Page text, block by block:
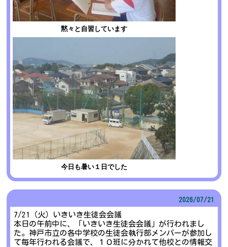
黙々と自習しています
今日も暑い１日でした
2026/07/21
7/21（火）いきいき生徒会会議
本日の午前中に、「いきいき生徒会会議」が行われまし
た。神戸市立の各中学校の生徒会執行部メンバーが参加し
て毎年行われる会議で、１０班に分かれて他校との情報交